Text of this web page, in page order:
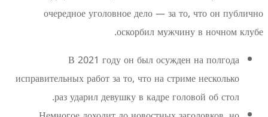
очередное уголовное дело — за то,
оскорбил мужчину
В 2021 году он был осужден
исправительных работ за то, что на стриме
раз ударил девушку в кадре